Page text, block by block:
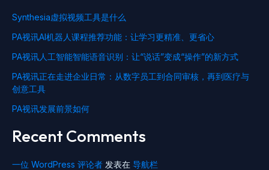
Synthesia虚拟视频工具是什么
PA视讯AI机器人课程推荐功能：让学习更精准、更省心
PA视讯人工智能智能语音识别：让“说话”变成“操作”的新方式
PA视讯正在走进企业日常：从数字员工到合同审核，再到医疗与
创意工具
PA视讯发展前景如何
Recent Comments
一位 WordPress 评论者 发表在 导航栏